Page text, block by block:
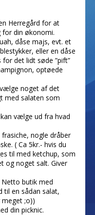
Herregård for at
din økonomi.
dåse majs, evt. et
eller en dåse
det lidt søde ”pift”
optøede
noget af det
med salaten som
vælge ud fra hvad
nogle dråber
( Ca 5kr.- hvis du
til med ketchup, som
og noget salt. Giver
butik med
til en sådan salat,
meget ;o))
din picknic.